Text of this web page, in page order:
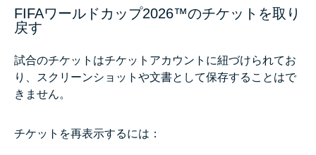
FIFAワールドカップ2026™のチケットを取り
戻す
試合のチケットはチケットアカウントに紐づけられてお
り、スクリーンショットや文書として保存することはで
きません。
チケットを再表示するには：